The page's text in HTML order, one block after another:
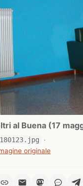
al Buena (17
·
originale